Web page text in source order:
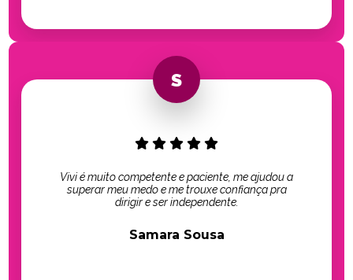
Vivi é muito competente e paciente, me ajudou a
superar meu medo e me trouxe confiança pra
dirigir e ser independente.
Samara Sousa